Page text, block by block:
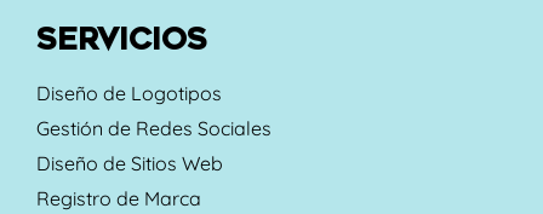
SERVICIOS
Diseño de Logotipos
Gestión de Redes Sociales
Diseño de Sitios Web
Registro de Marca